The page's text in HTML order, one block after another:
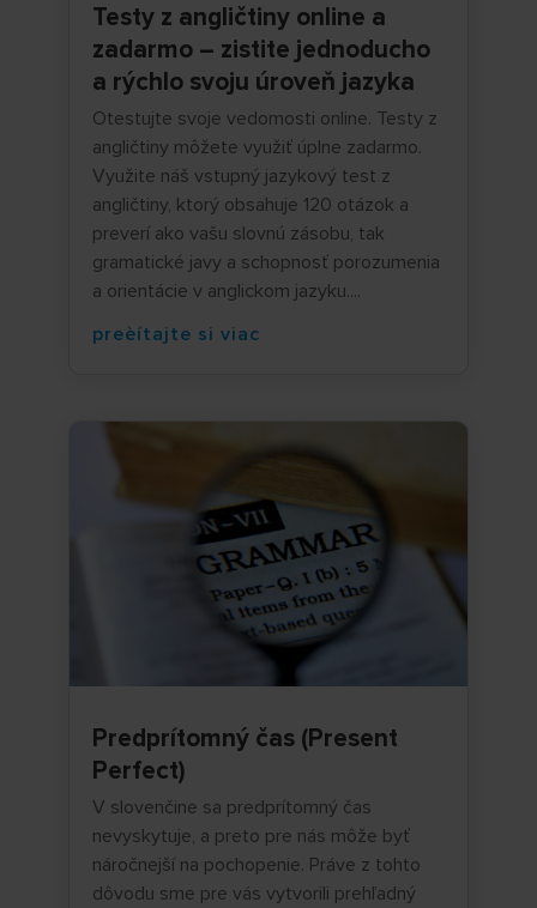
Testy z angličtiny online a
zadarmo – zistite jednoducho
a rýchlo svoju úroveň jazyka
Otestujte svoje vedomosti online. Testy z
angličtiny môžete využiť úplne zadarmo.
Využite náš vstupný jazykový test z
angličtiny, ktorý obsahuje 120 otázok a
preverí ako vašu slovnú zásobu, tak
gramatické javy a schopnosť porozumenia
a orientácie v anglickom jazyku....
preèítajte si viac
Predprítomný čas (Present
Perfect)
V slovenčine sa predprítomný čas
nevyskytuje, a preto pre nás môže byť
náročnejší na pochopenie. Práve z tohto
dôvodu sme pre vás vytvorili prehľadný